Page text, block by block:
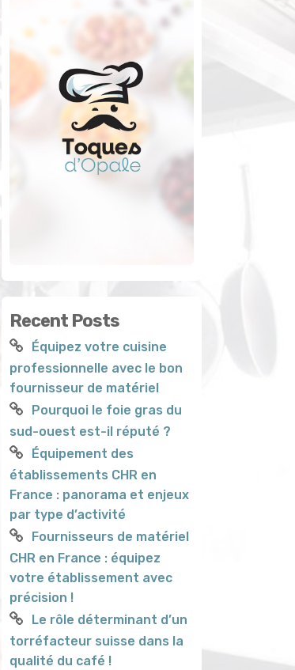
Recent Posts
Équipez votre cuisine
professionnelle avec le bon
fournisseur de matériel
Pourquoi le foie gras du
sud-ouest est-il réputé ?
Équipement des
établissements CHR en
France : panorama et enjeux
par type d’activité
Fournisseurs de matériel
CHR en France : équipez
votre établissement avec
précision !
Le rôle déterminant d’un
torréfacteur suisse dans la
qualité du café !